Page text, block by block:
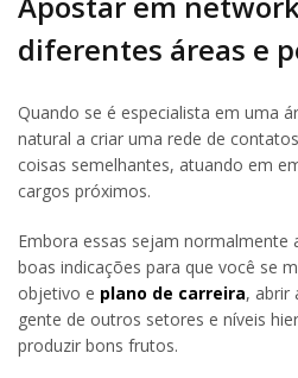
diferentes áreas e
Quando se é especialista em uma
natural a criar uma rede de
coisas semelhantes, atuando em
cargos próximos.
Embora essas sejam normalmente
boas indicações para que você se
objetivo e plano de carreira, abrir
gente de outros setores e níveis
produzir bons frutos.